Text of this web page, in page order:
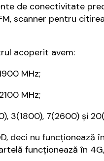
de conectivitate
FM, scanner pentru
acoperit avem:
MHz;
MHz;
3(1800), 7(2600) şi
deci nu
funcţionează în